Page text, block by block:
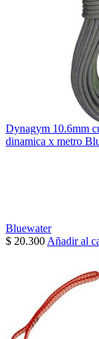
Dynagym 10.6mm
dinamica x metro
Bluewater
$ 20.300 Añadir al